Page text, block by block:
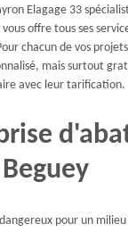
Elagage 33
offre tous ses
chacun de vos
mais surtout
avec leur tarification.
pour un